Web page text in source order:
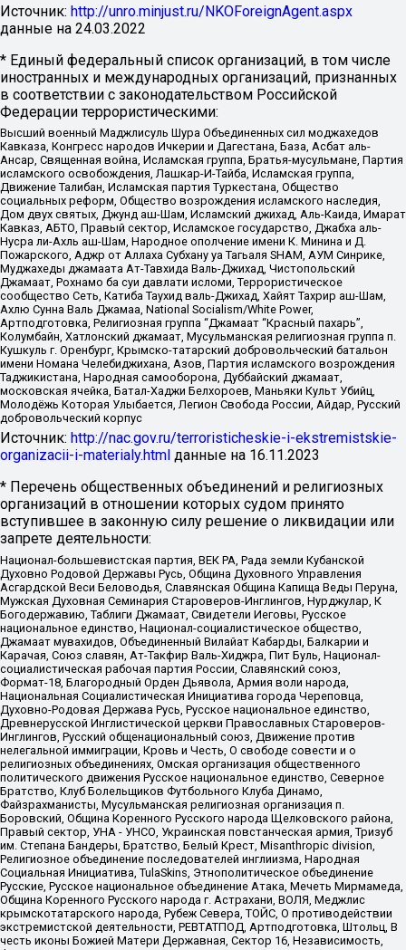
Источник: http://unro.minjust.ru/NKOForeignAgent.aspx
данные на 24.03.2022
* Единый федеральный список организаций, в том числе
иностранных и международных организаций, признанных
в соответствии с законодательством Российской
Федерации террористическими:
Высший военный Маджлисуль Шура Объединенных сил моджахедов
Кавказа, Конгресс народов Ичкерии и Дагестана, База, Асбат аль-
Ансар, Священная война, Исламская группа, Братья-мусульмане, Партия
исламского освобождения, Лашкар-И-Тайба, Исламская группа,
Движение Талибан, Исламская партия Туркестана, Общество
социальных реформ, Общество возрождения исламского наследия,
Дом двух святых, Джунд аш-Шам, Исламский джихад, Аль-Каида, Имарат
Кавказ, АБТО, Правый сектор, Исламское государство, Джабха аль-
Нусра ли-Ахль аш-Шам, Народное ополчение имени К. Минина и Д.
Пожарского, Аджр от Аллаха Субхану уа Тагьаля SHAM, АУМ Синрике,
Муджахеды джамаата Ат-Тавхида Валь-Джихад, Чистопольский
Джамаат, Рохнамо ба суи давлати исломи, Террористическое
сообщество Сеть, Катиба Таухид валь-Джихад, Хайят Тахрир аш-Шам,
Ахлю Сунна Валь Джамаа, National Socialism/White Power,
Артподготовка, Религиозная группа “Джамаат “Красный пахарь”,
Колумбайн, Хатлонский джамаат, Мусульманская религиозная группа п.
Кушкуль г. Оренбург, Крымско-татарский добровольческий батальон
имени Номана Челебиджихана, Азов, Партия исламского возрождения
Таджикистана, Народная самооборона, Дуббайский джамаат,
московская ячейка, Батал-Хаджи Белхороев, Маньяки Культ Убийц,
Молодёжь Которая Улыбается, Легион Свобода России, Айдар, Русский
добровольческий корпус
Источник: http://nac.gov.ru/terroristicheskie-i-ekstremistskie-
organizacii-i-materialy.html данные на 16.11.2023
* Перечень общественных объединений и религиозных
организаций в отношении которых судом принято
вступившее в законную силу решение о ликвидации или
запрете деятельности:
Национал-большевистская партия, ВЕК РА, Рада земли Кубанской
Духовно Родовой Державы Русь, Община Духовного Управления
Асгардской Веси Беловодья, Славянская Община Капища Веды Перуна,
Мужская Духовная Семинария Староверов-Инглингов, Нурджулар, К
Богодержавию, Таблиги Джамаат, Свидетели Иеговы, Русское
национальное единство, Национал-социалистическое общество,
Джамаат мувахидов, Объединенный Вилайат Кабарды, Балкарии и
Карачая, Союз славян, Ат-Такфир Валь-Хиджра, Пит Буль, Национал-
социалистическая рабочая партия России, Славянский союз,
Формат-18, Благородный Орден Дьявола, Армия воли народа,
Национальная Социалистическая Инициатива города Череповца,
Духовно-Родовая Держава Русь, Русское национальное единство,
Древнерусской Инглистической церкви Православных Староверов-
Инглингов, Русский общенациональный союз, Движение против
нелегальной иммиграции, Кровь и Честь, О свободе совести и о
религиозных объединениях, Омская организация общественного
политического движения Русское национальное единство, Северное
Братство, Клуб Болельщиков Футбольного Клуба Динамо,
Файзрахманисты, Мусульманская религиозная организация п.
Боровский, Община Коренного Русского народа Щелковского района,
Правый сектор, УНА - УНСО, Украинская повстанческая армия, Тризуб
им. Степана Бандеры, Братство, Белый Крест, Misanthropic division,
Религиозное объединение последователей инглиизма, Народная
Социальная Инициатива, TulaSkins, Этнополитическое объединение
Русские, Русское национальное объединение Атака, Мечеть Мирмамеда,
Община Коренного Русского народа г. Астрахани, ВОЛЯ, Меджлис
крымскотатарского народа, Рубеж Севера, ТОЙС, О противодействии
экстремистской деятельности, РЕВТАТПОД, Артподготовка, Штольц, В
честь иконы Божией Матери Державная, Сектор 16, Независимость,